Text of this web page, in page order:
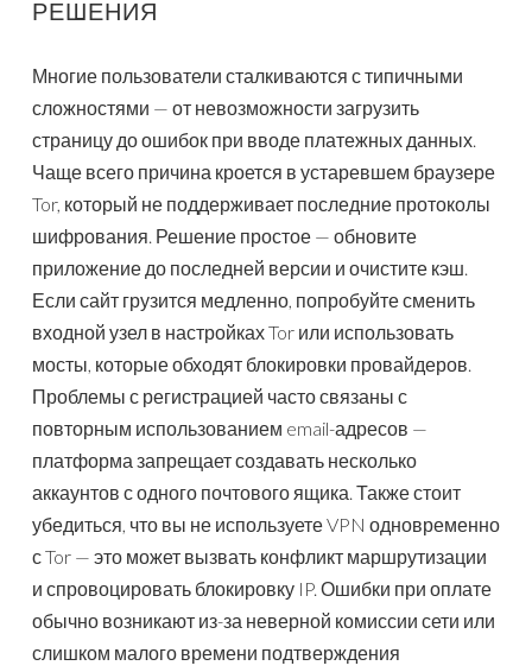
РЕШЕНИЯ
Многие пользователи сталкиваются с типичными
сложностями — от невозможности загрузить
страницу до ошибок при вводе платежных данных.
Чаще всего причина кроется в устаревшем браузере
Tor, который не поддерживает последние протоколы
шифрования. Решение простое — обновите
приложение до последней версии и очистите кэш.
Если сайт грузится медленно, попробуйте сменить
входной узел в настройках Tor или использовать
мосты, которые обходят блокировки провайдеров.
Проблемы с регистрацией часто связаны с
повторным использованием email-адресов —
платформа запрещает создавать несколько
аккаунтов с одного почтового ящика. Также стоит
убедиться, что вы не используете VPN одновременно
с Tor — это может вызвать конфликт маршрутизации
и спровоцировать блокировку IP. Ошибки при оплате
обычно возникают из-за неверной комиссии сети или
слишком малого времени подтверждения